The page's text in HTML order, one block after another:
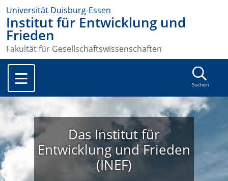
Universität Duisburg-Essen
Institut für Entwicklung und
Frieden
Fakultät für Gesellschaftswissenschaften
Suchen
Das Institut für
Entwicklung und Frieden
(INEF)